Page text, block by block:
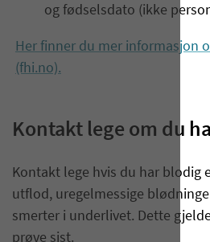
og fødselsdato (ikke
Her finner du mer informasjon
(fhi.no).
Kontakt lege om du
Kontakt lege hvis du har blodig
utflod, uregelmessige
smerter i underlivet. Dette
prøve sist.